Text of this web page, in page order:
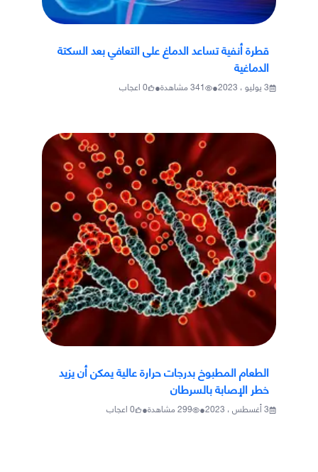
قطرة أنفية تساعد الدماغ على التعافي بعد السكتة
الدماغية
3 يوليو ، 2023 •
341مشاهدة•
0اعجاب
الطعام المطبوخ بدرجات حرارة عالية يمكن أن يزيد
خطر الإصابة بالسرطان
3 أغسطس ، 2023 •
299مشاهدة•
0اعجاب